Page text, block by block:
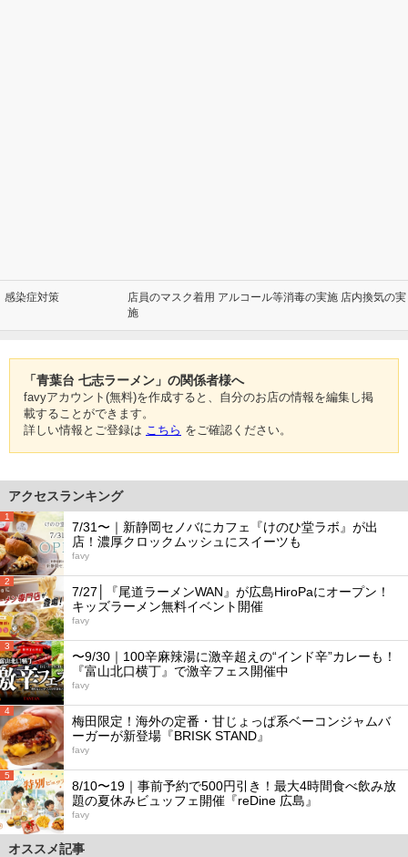
感染症対策
店員のマスク着用 アルコール等消毒の実施 店内換気の実
施
「青葉台 七志ラーメン」の関係者様へ
favyアカウント(無料)を作成すると、自分のお店の情報を編集し掲
載することができます。
詳しい情報とご登録は こちら をご確認ください。
アクセスランキング
1
7/31〜｜新静岡セノバにカフェ『けのひ堂ラボ』が出
店！濃厚クロックムッシュにスイーツも
favy
2
7/27│『尾道ラーメンWAN』が広島HiroPaにオープン！
キッズラーメン無料イベント開催
favy
3
〜9/30｜100辛麻辣湯に激辛超えの“インド辛”カレーも！
『富山北口横丁』で激辛フェス開催中
favy
4
梅田限定！海外の定番・甘じょっぱ系ベーコンジャムバ
ーガーが新登場『BRISK STAND』
favy
5
8/10〜19｜事前予約で500円引き！最大4時間食べ飲み放
題の夏休みビュッフェ開催『reDine 広島』
favy
オススメ記事